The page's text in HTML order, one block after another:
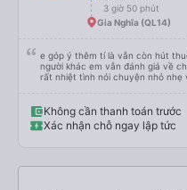
3 giờ 50 phút
Gia Nghĩa (QL14)
e góp ý thêm tí là vẫn còn hút
người khác em vẫn đánh giá về chất lượng nhà xe và bạn nhân viên phục vụ
rất nhiệt tình nói chuyện nhỏ nhẹ
Không cần thanh toán trước
Xác nhận chỗ ngay lập tức